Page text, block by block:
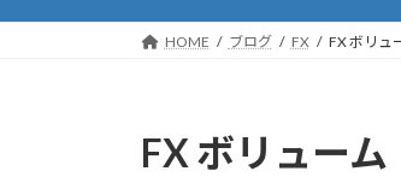
HOME ブログ FX FX ボリュ
FX ボリュー